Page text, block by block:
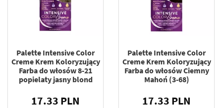
Palette Intensive Color
Creme Krem Koloryzujący
Farba do włosów 8-21
popielaty jasny blond
17.33 PLN
Palette Intensive Color
Creme Krem Koloryzujący
Farba do włosów Ciemny
Mahoń (3-68)
17.33 PLN